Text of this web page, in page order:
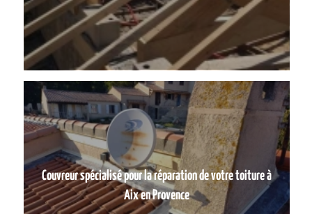
Couvreur spécialisé pour la réparation de votre toiture à
Aix en Provence